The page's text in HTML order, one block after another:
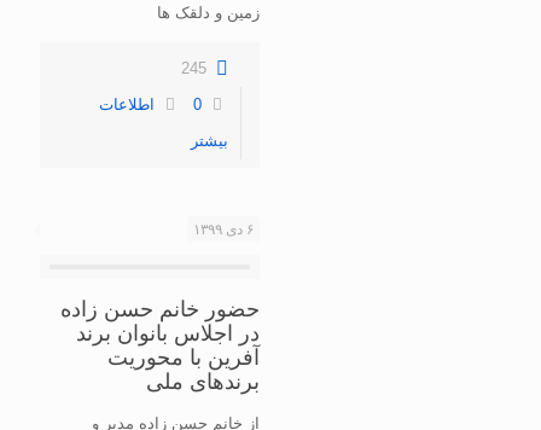
زمین و دلقک ها
245
0
اطلاعات
بیشتر
۶ دی ۱۳۹۹
حضور خانم حسن زاده
در اجلاس بانوان برند
آفرین با محوریت
برندهای ملی
از خانم حسن زاده مدیر و